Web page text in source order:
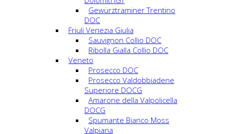
Gewürztraminer Trentino
DOC
Friuli Venezia Giulia
Sauvignon Collio DOC
Ribolla Gialla Collio DOC
Veneto
Prosecco DOC
Prosecco Valdobbiadene
Superiore DOCG
Amarone della Valpolicella
DOCG
Spumante Bianco Moss
Valpiana